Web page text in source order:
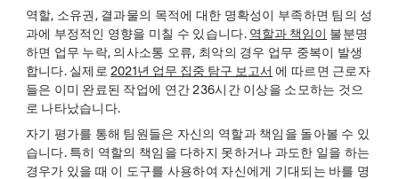
역할, 소유권, 결과물의 목적에 대한 명확성이 부족하면 팀의 성
과에 부정적인 영향을 미칠 수 있습니다. 역할과 책임이 불분명
하면 업무 누락, 의사소통 오류, 최악의 경우 업무 중복이 발생
합니다. 실제로 2021년 업무 집중 탐구 보고서 에 따르면 근로자
들은 이미 완료된 작업에 연간 236시간 이상을 소모하는 것으
로 나타났습니다.
자기 평가를 통해 팀원들은 자신의 역할과 책임을 돌아볼 수 있
습니다. 특히 역할의 책임을 다하지 못하거나 과도한 일을 하는
경우가 있을 때 이 도구를 사용하여 자신에게 기대되는 바를 명